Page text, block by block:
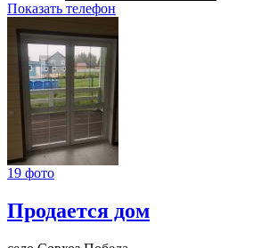
Показать телефон
19 фото
Продается дом